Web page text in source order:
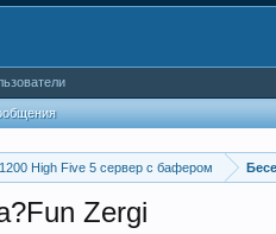
High Five 5 сервер с бафером
Zergi